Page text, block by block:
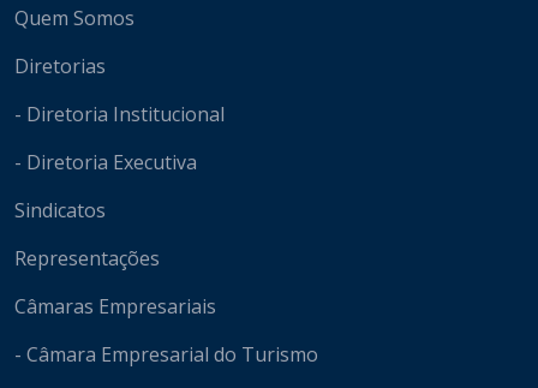
Quem Somos
Diretorias
- Diretoria Institucional
- Diretoria Executiva
Sindicatos
Representações
Câmaras Empresariais
- Câmara Empresarial do Turismo